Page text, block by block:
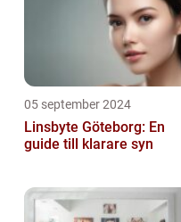
05 september 2024
Linsbyte Göteborg: En
guide till klarare syn